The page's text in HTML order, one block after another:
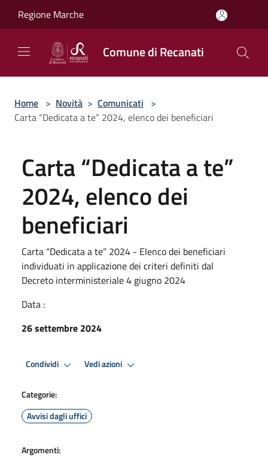
Regione Marche
Comune di Recanati
Home > Novità > Comunicati >
Carta “Dedicata a te” 2024, elenco dei beneficiari
Carta “Dedicata a te”
2024, elenco dei
beneficiari
Carta “Dedicata a te” 2024 - Elenco dei beneficiari
individuati in applicazione dei criteri definiti dal
Decreto interministeriale 4 giugno 2024
Data :
26 settembre 2024
Condividi Vedi azioni
Categorie:
Avvisi dagli uffici
Argomenti: